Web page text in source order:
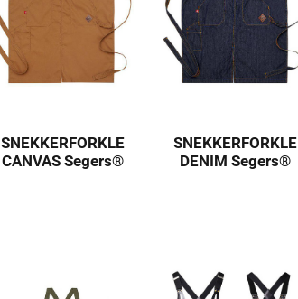
SNEKKERFORKLE
CANVAS Segers®
SNEKKERFORKLE
DENIM Segers®